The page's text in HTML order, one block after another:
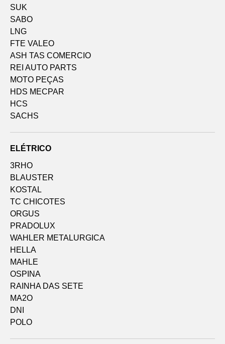
SUK
SABO
LNG
FTE VALEO
ASH TAS COMERCIO
REI AUTO PARTS
MOTO PEÇAS
HDS MECPAR
HCS
SACHS
ELÉTRICO
3RHO
BLAUSTER
KOSTAL
TC CHICOTES
ORGUS
PRADOLUX
WAHLER METALURGICA
HELLA
MAHLE
OSPINA
RAINHA DAS SETE
MA2O
DNI
POLO